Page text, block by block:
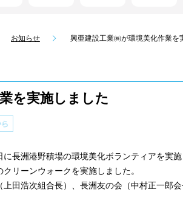
お知らせ 興亜建設工業㈱が環境美化作業を
を実施しました
長洲港野積場の環境美化ボランティアを実
リーンウォークを実施しました。
田浩次組合長）、長洲友の会（中村正一郎